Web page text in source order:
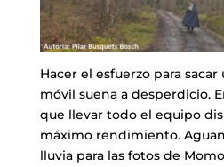
Hacer el esfuerzo para
móvil suena a desperdicio.
que llevar todo el equipo
máximo rendimiento.
lluvia para las fotos de